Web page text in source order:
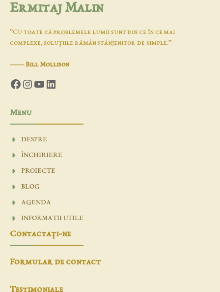
Ermitaj Malin
“Cu toate că problemele lumii sunt din ce în ce mai
complexe, soluţiile rămân stânjenitor de simple.”
―Bill Mollison
Facebook
Instagram
YouTube
LinkedIn
Menu
DESPRE
ÎNCHIRIERE
PROIECTE
BLOG
AGENDA
INFORMATII UTILE
Contactaţi-ne
Formular de contact
Testimoniale